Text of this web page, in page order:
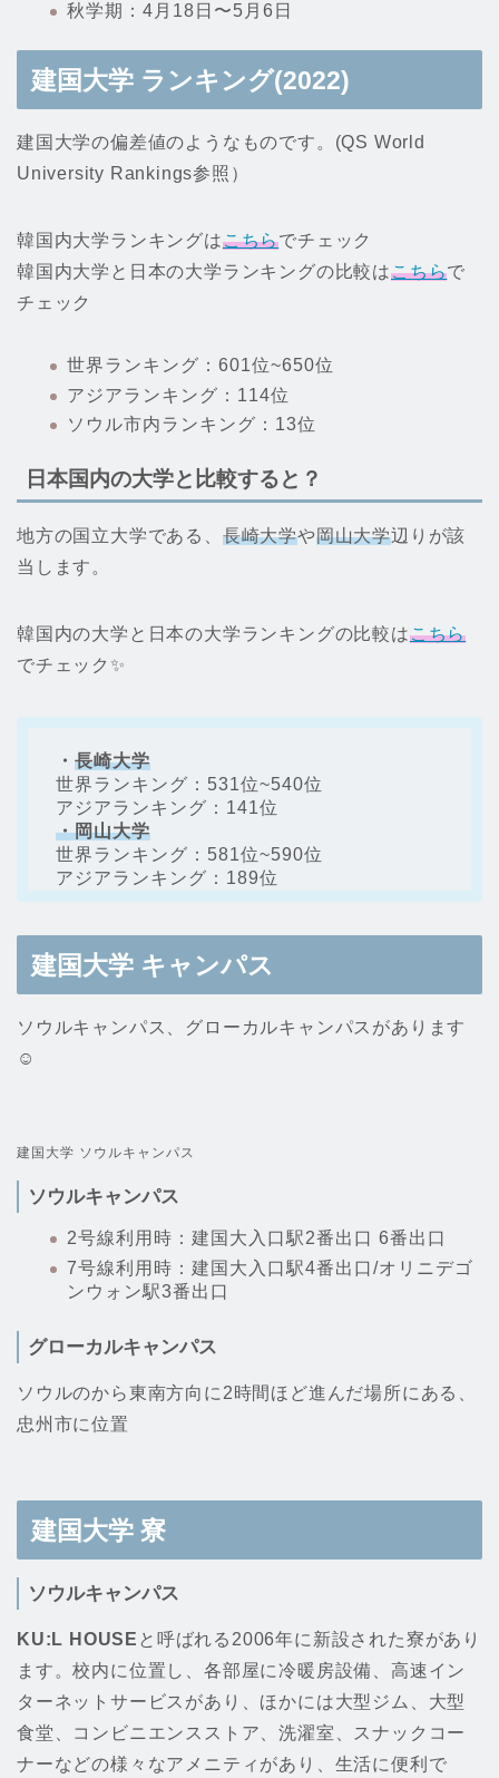
秋学期：4月18日〜5月6日
建国大学 ランキング(2022)
建国大学の偏差値のようなものです。(QS World
University Rankings参照）
韓国内大学ランキングはこちらでチェック
韓国内大学と日本の大学ランキングの比較はこちらで
チェック
世界ランキング：601位~650位
アジアランキング：114位
ソウル市内ランキング：13位
日本国内の大学と比較すると？
地方の国立大学である、 長崎大学や岡山大学辺りが該
当します。
韓国内の大学と日本の大学ランキングの比較はこちら
でチェック✨
・ 長崎大学
世界ランキング：531位~540位
アジアランキング：141位
・岡山大学
世界ランキング：581位~590位
アジアランキング：189位
建国大学 キャンパス
ソウルキャンパス、グローカルキャンパスがあります
☺️
建国大学 ソウルキャンパス
ソウルキャンパス
2号線利用時：建国大入口駅2番出口 6番出口
7号線利用時：建国大入口駅4番出口/オリニデゴ
ンウォン駅3番出口
グローカルキャンパス
ソウルのから東南方向に2時間ほど進んだ場所にある、
忠州市に位置
建国大学 寮
ソウルキャンパス
KU:L HOUSE と呼ばれる2006年に新設された寮があり
ます。校内に位置し、各部屋に冷暖房設備、高速イン
ターネットサービスがあり、ほかには大型ジム、大型
食堂、コンビニエンスストア、洗濯室、スナックコー
ナーなどの様々なアメニティがあり、生活に便利で